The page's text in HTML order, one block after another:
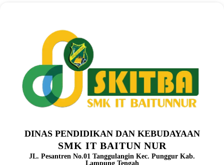
DINAS PENDIDIKAN DAN KEBUDAYAAN
SMK IT BAITUN NUR
JL. Pesantren No.01 Tanggulangin Kec. Punggur Kab.
Lampung Tengah